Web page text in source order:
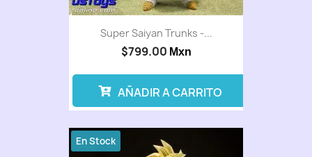
Super Saiyan Trunks -...
$799.00 Mxn
AÑADIR A CARRITO
En Stock